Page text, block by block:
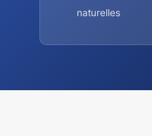
naturelles